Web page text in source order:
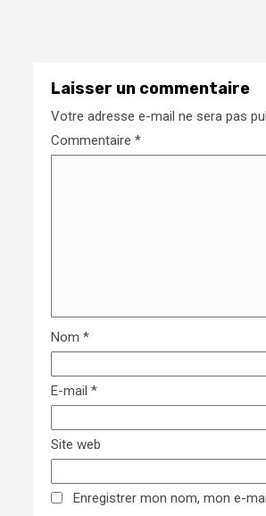
Laisser un commentaire
Votre adresse e-mail ne sera pas
Commentaire *
Nom *
E-mail *
Site web
Enregistrer mon nom, mon e-